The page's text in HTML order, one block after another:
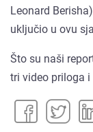
Leonard
uključio u ovu
Što su naši
tri video priloga